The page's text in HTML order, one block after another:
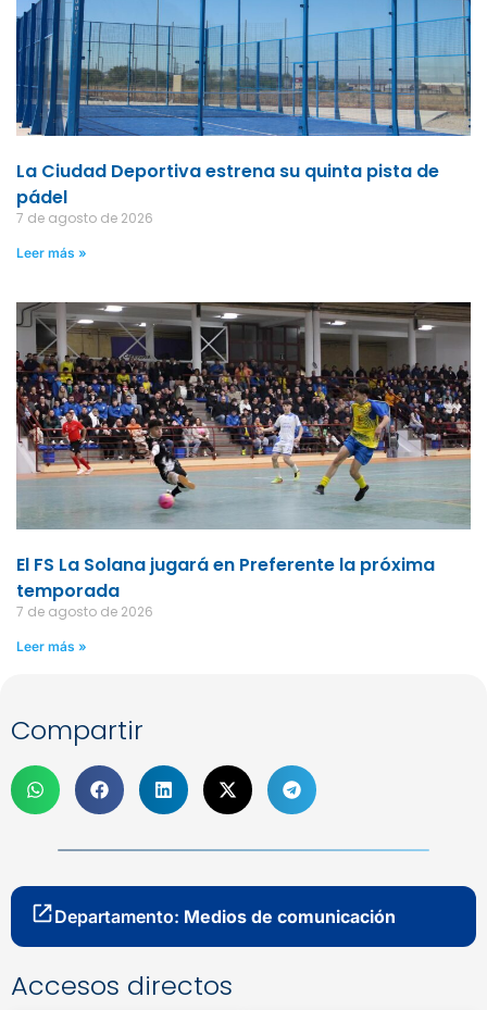
La Ciudad Deportiva estrena su quinta pista de
pádel
7 de agosto de 2026
Leer más »
El FS La Solana jugará en Preferente la próxima
temporada
7 de agosto de 2026
Leer más »
Compartir
Departamento: Medios de comunicación
Accesos directos